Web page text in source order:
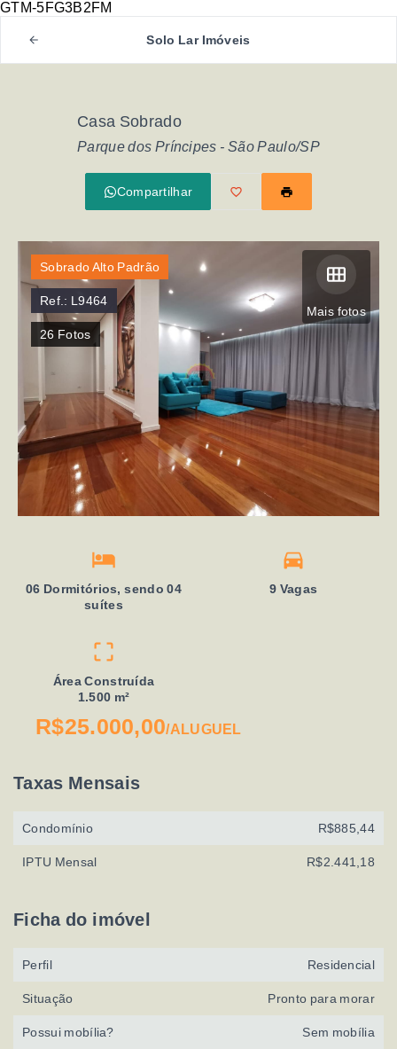
GTM-5FG3B2FM
Solo Lar Imóveis
Casa Sobrado
Parque dos Príncipes - São Paulo/SP
Compartilhar
Mais fotos
Sobrado Alto Padrão
Ref.: L9464
26 Fotos
06 Dormitórios, sendo 04
suítes
9 Vagas
Área Construída
1.500 m²
R$25.000,00/ALUGUEL
Taxas Mensais
Condomínio R$885,44
IPTU Mensal R$2.441,18
Ficha do imóvel
Perfil Residencial
Situação Pronto para morar
Possui mobília? Sem mobília